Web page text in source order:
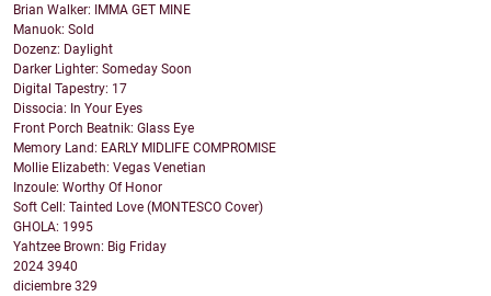
Brian Walker: IMMA GET MINE
Manuok: Sold
Dozenz: Daylight
Darker Lighter: Someday Soon
Digital Tapestry: 17
Dissocia: In Your Eyes
Front Porch Beatnik: Glass Eye
Memory Land: EARLY MIDLIFE COMPROMISE
Mollie Elizabeth: Vegas Venetian
Inzoule: Worthy Of Honor
Soft Cell: Tainted Love (MONTESCO Cover)
GHOLA: 1995
Yahtzee Brown: Big Friday
2024 3940
diciembre 329